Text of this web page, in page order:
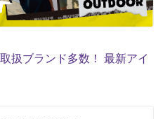
扱ブランド多数！ 最新アイ